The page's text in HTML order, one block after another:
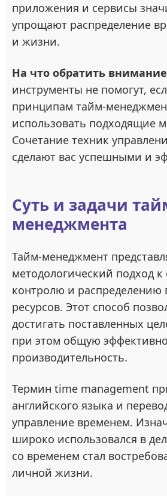
приложения и сервисы
упрощают распределение
и жизни.
На что обратить
инструменты не помогут,
принципам тайм-
использовать подходящие
Сочетание техник
сделают вас успешными и
Суть и задачи
менеджмента
Тайм-менеджмент
методологический подход
контролю и распределению
ресурсов. Этот способ
достигать поставленных
при этом общую
производительность.
Термин time management
английского языка и
управление временем.
широко использовался в
со временем стал
личной жизни.